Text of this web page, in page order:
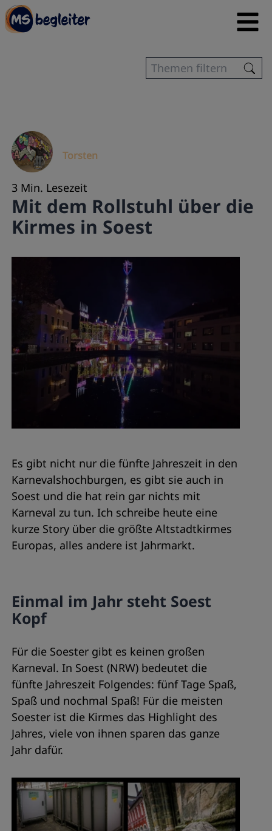
Torsten
3 Min. Lesezeit
Mit dem Rollstuhl über die
Kirmes in Soest
Es gibt nicht nur die fünfte Jahreszeit in den
Karnevalshochburgen, es gibt sie auch in
Soest und die hat rein gar nichts mit
Karneval zu tun. Ich schreibe heute eine
kurze Story über die größte Altstadtkirmes
Europas, alles andere ist Jahrmarkt.
Einmal im Jahr steht Soest
Kopf
Für die Soester gibt es keinen großen
Karneval. In Soest (NRW) bedeutet die
fünfte Jahreszeit Folgendes: fünf Tage Spaß,
Spaß und nochmal Spaß! Für die meisten
Soester ist die Kirmes das Highlight des
Jahres, viele von ihnen sparen das ganze
Jahr dafür.